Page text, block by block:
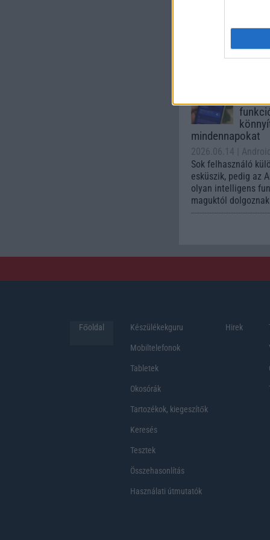
intelligencia-
kezelőfelületet
csúcskategóriás
Az
mindennapokat
2026.06.14
|
Sok felhasználó
esküszik, pedig az
olyan intelligens
maguktól
Főoldal Készülékekguru
Mobiltelefonok
Tabletek
Okosórák
Tartozékok, kiegeszítők
Keresés
Tesztek
Összehasonlítás
Használati útmutatók
Hirek